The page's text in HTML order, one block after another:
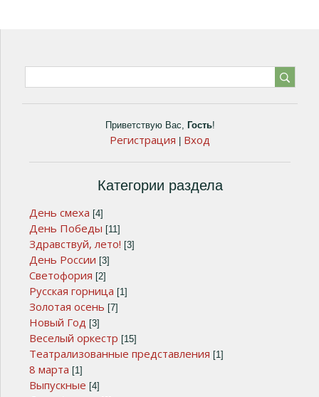
Приветствую Вас Гость!
Регистрация Вход
Категории раздела
День смеха [4]
День Победы [11]
Здравствуй, лето! [3]
День России [3]
Светофория [2]
Русская горница [1]
Золотая осень [7]
Новый Год [3]
Веселый оркестр [15]
Театрализованные представления [1]
8 марта [1]
Выпускные [4]